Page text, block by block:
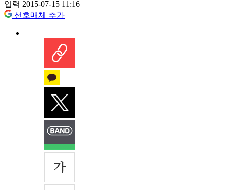
입력 2015-07-15 11:16
선호매체 추가